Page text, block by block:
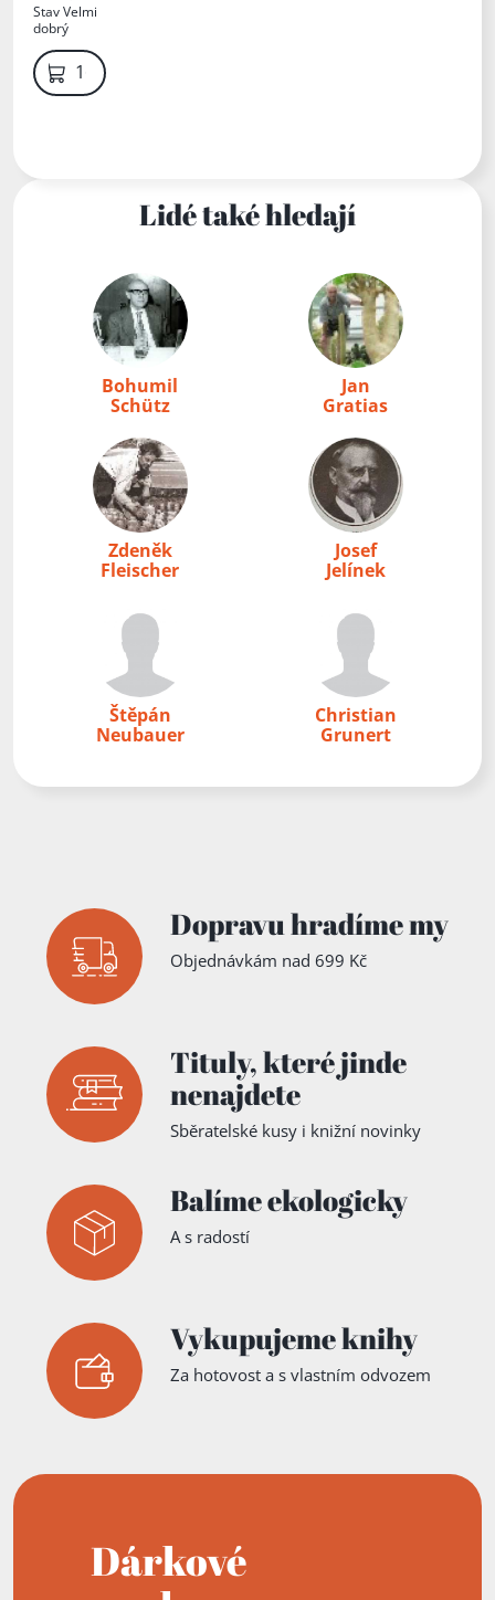
Aventinum
StavVelmi
dobrý
169 Kč
Lidé také hledají
Bohumil
Schütz
Jan
Gratias
Zdeněk
Fleischer
Josef
Jelínek
Štěpán
Neubauer
Christian
Grunert
Dopravu hradíme my
Objednávkám nad 699 Kč
Tituly,které jinde
nenajdete
Sběratelské kusy i knižní novinky
Balíme ekologicky
A s radostí
Vykupujeme knihy
Za hotovost a s vlastním odvozem
Dárkové